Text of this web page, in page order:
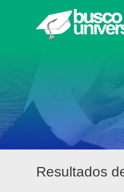
Resultados